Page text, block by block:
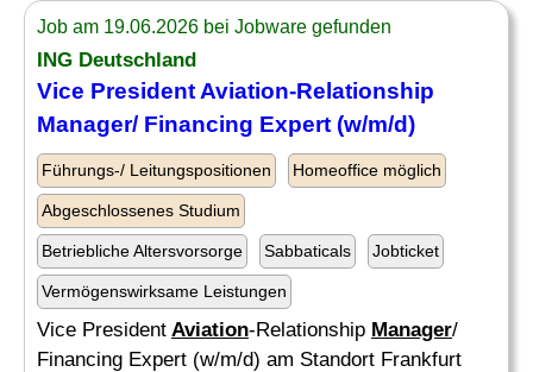
Job am 19.06.2026 bei Jobware gefunden
ING Deutschland
Vice President Aviation-Relationship
Manager/ Financing Expert (w/m/d)
Führungs-/ Leitungspositionen Homeoffice möglich
Abgeschlossenes Studium
Betriebliche Altersvorsorge Sabbaticals Jobticket
Vermögenswirksame Leistungen
Vice President Aviation-Relationship Manager/
Financing Expert (w/m/d) am Standort Frankfurt